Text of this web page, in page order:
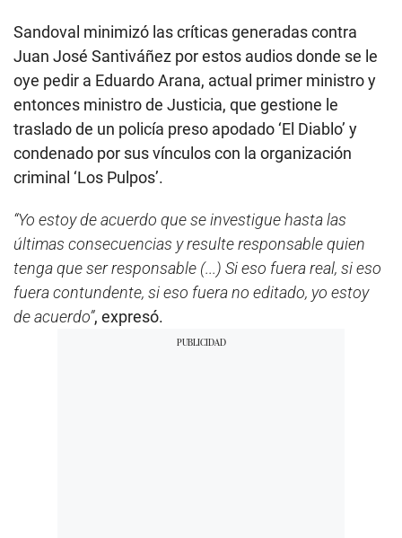
Sandoval minimizó las críticas generadas contra
Juan José Santiváñez por estos audios donde se le
oye pedir a Eduardo Arana, actual primer ministro y
entonces ministro de Justicia, que gestione le
traslado de un policía preso apodado ‘El Diablo’ y
condenado por sus vínculos con la organización
criminal ‘Los Pulpos’.
“Yo estoy de acuerdo que se investigue hasta las
últimas consecuencias y resulte responsable quien
tenga que ser responsable (...) Si eso fuera real, si eso
fuera contundente, si eso fuera no editado, yo estoy
de acuerdo”, expresó.